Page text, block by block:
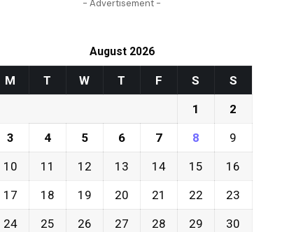
- Advertisement -
August 2026
M T W T F S S
1 2
3 4 5 6 7 8 9
10 11 12 13 14 15 16
17 18 19 20 21 22 23
24 25 26 27 28 29 30